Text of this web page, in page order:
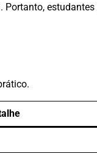
Portanto, estudantes